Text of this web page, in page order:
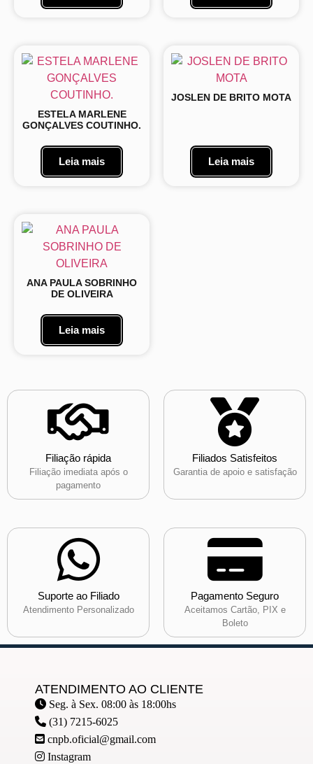
ESTELA MARLENE
GONÇALVES COUTINHO.
Leia mais
JOSLEN DE BRITO MOTA
Leia mais
ANA PAULA SOBRINHO
DE OLIVEIRA
Leia mais
Filiação rápida
Filiação imediata após o
pagamento
Filiados Satisfeitos
Garantia de apoio e satisfação
Suporte ao Filiado
Atendimento Personalizado
Pagamento Seguro
Aceitamos Cartão, PIX e
Boleto
ATENDIMENTO AO CLIENTE
Seg. à Sex. 08:00 às 18:00hs
(31) 7215-6025
cnpb.oficial@gmail.com
Instagram